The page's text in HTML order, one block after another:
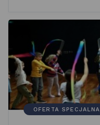
OFERTA SPECJALNA